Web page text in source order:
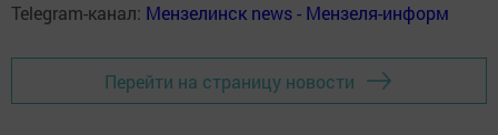
Telegram-канал: Мензелинск news - Мензеля-информ
Перейти на страницу новости